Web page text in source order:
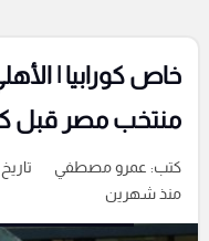
خاص كورابيا |
منتخب مصر قبل
كتب: عمرو مصطفي تاريخ
منذ شهرين